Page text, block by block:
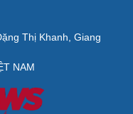
với người chuẩn bị
viên ra đầu thú liệu có